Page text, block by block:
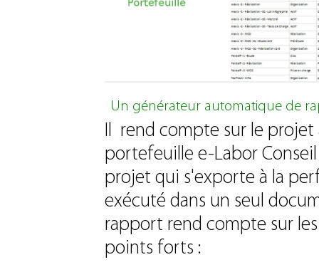
Un générateur automatique de
Il rend compte sur le projet
portefeuille e-Labor
projet qui s'exporte à la
exécuté dans un seul
rapport rend compte sur
points forts :